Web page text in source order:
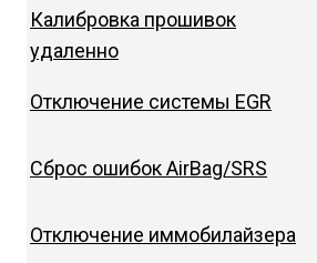
Калибровка прошивок
удаленно
Отключение системы EGR
Сброс ошибок AirBag/SRS
Отключение иммобилайзера